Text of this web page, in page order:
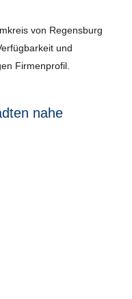
von Regensburg
und
Firmenprofil.
nahe